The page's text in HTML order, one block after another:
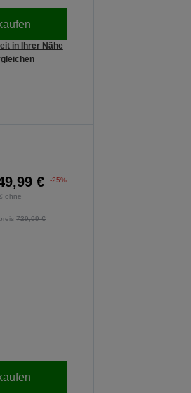
in Ihrer Nähe
€ -25%
ohne
729,99 €